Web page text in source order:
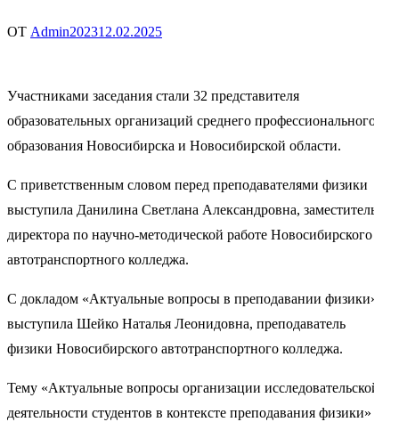
ОТ Admin202312.02.2025
Участниками заседания стали 32 представителя
образовательных организаций среднего профессионального
образования Новосибирска и Новосибирской области.
С приветственным словом перед преподавателями физики
выступила Данилина Светлана Александровна, заместитель
директора по научно-методической работе Новосибирского
автотранспортного колледжа.
С докладом «Актуальные вопросы в преподавании физики»
выступила Шейко Наталья Леонидовна, преподаватель
физики Новосибирского автотранспортного колледжа.
Тему «Актуальные вопросы организации исследовательской
деятельности студентов в контексте преподавания физики»